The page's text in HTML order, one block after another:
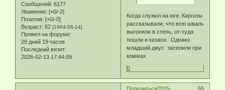
Сообщений: 6177
Уважение: [+0/-2]
Позитив: [+0/-0]
Возраст: 62 [1964-06-14]
Провел на форуме:
29 дней 19 часов
Последний визит:
2026-02-13 17:44:09
Когда служил на юге. Киргизы
рассказывали, что всю шваль
выгоняли в степь, от-туда
пошли и казахи. Однако
младший джус заселили при
коммах
0
Поделиться 55
2015-